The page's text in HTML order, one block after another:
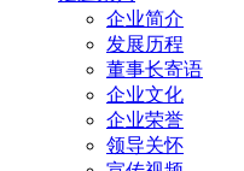
企业简介
发展历程
董事长寄语
企业文化
企业荣誉
领导关怀